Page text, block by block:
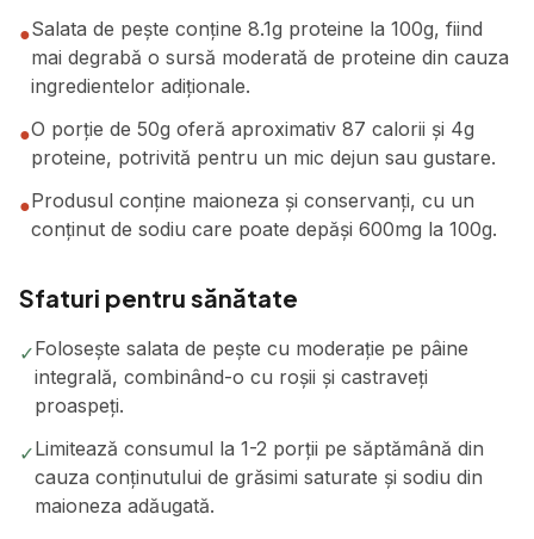
●Salata de pește conține 8.1g proteine la 100g, fiind
mai degrabă o sursă moderată de proteine din cauza
ingredientelor adiționale.
●O porție de 50g oferă aproximativ 87 calorii și 4g
proteine, potrivită pentru un mic dejun sau gustare.
●Produsul conține maioneza și conservanți, cu un
conținut de sodiu care poate depăși 600mg la 100g.
Sfaturi pentru sănătate
✓Folosește salata de pește cu moderație pe pâine
integrală, combinând-o cu roșii și castraveți
proaspeți.
✓Limitează consumul la 1-2 porții pe săptămână din
cauza conținutului de grăsimi saturate și sodiu din
maioneza adăugată.